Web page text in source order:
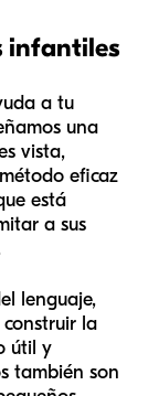
infantiles
a tu
una
vista,
eficaz
está
a sus
lenguaje,
la
útil y
también son